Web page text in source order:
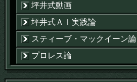
坪井式動画
坪井式ＡＩ実践論
スティーブ・マックイーン論
プロレス論